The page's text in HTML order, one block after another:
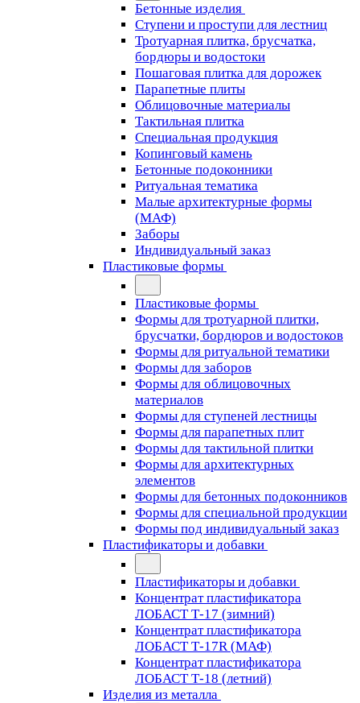
Бетонные изделия
Ступени и проступи для лестниц
Тротуарная плитка, брусчатка,
бордюры и водостоки
Пошаговая плитка для дорожек
Парапетные плиты
Облицовочные материалы
Тактильная плитка
Специальная продукция
Копинговый камень
Бетонные подоконники
Ритуальная тематика
Малые архитектурные формы
(МАФ)
Заборы
Индивидуальный заказ
Пластиковые формы
Пластиковые формы
Формы для тротуарной плитки,
брусчатки, бордюров и водостоков
Формы для ритуальной тематики
Формы для заборов
Формы для облицовочных
материалов
Формы для ступеней лестницы
Формы для парапетных плит
Формы для тактильной плитки
Формы для архитектурных
элементов
Формы для бетонных подоконников
Формы для специальной продукции
Формы под индивидуальный заказ
Пластификаторы и добавки
Пластификаторы и добавки
Концентрат пластификатора
ЛОБАСТ Т-17 (зимний)
Концентрат пластификатора
ЛОБАСТ Т-17R (МАФ)
Концентрат пластификатора
ЛОБАСТ Т-18 (летний)
Изделия из металла